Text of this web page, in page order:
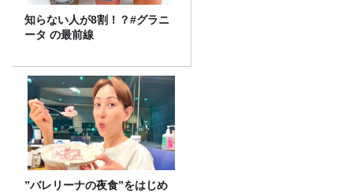
知らない人が8割！？#グラニ
ータ の最前線
”バレリーナの夜食”をはじめ